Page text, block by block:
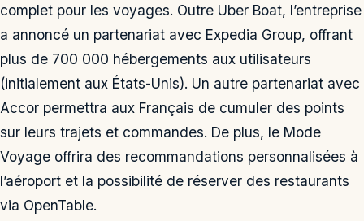
complet pour les voyages. Outre Uber Boat, l’entreprise
a annoncé un partenariat avec Expedia Group, offrant
plus de 700 000 hébergements aux utilisateurs
(initialement aux États-Unis). Un autre partenariat avec
Accor permettra aux Français de cumuler des points
sur leurs trajets et commandes. De plus, le Mode
Voyage offrira des recommandations personnalisées à
l’aéroport et la possibilité de réserver des restaurants
via OpenTable.